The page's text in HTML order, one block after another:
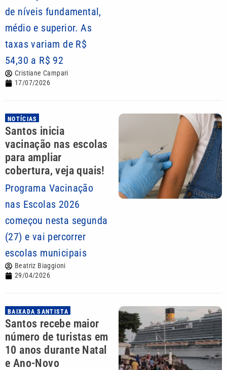
de níveis fundamental,
médio e superior. As
taxas variam de R$
54,30 a R$ 92
Cristiane Campari
17/07/2026
NOTÍCIAS
Santos inicia
vacinação nas escolas
para ampliar
cobertura, veja quais!
Programa Vacinação
nas Escolas 2026
começou nesta segunda
(27) e vai percorrer
escolas municipais
Beatriz Biaggioni
29/04/2026
BAIXADA SANTISTA
Santos recebe maior
número de turistas em
10 anos durante Natal
e Ano-Novo